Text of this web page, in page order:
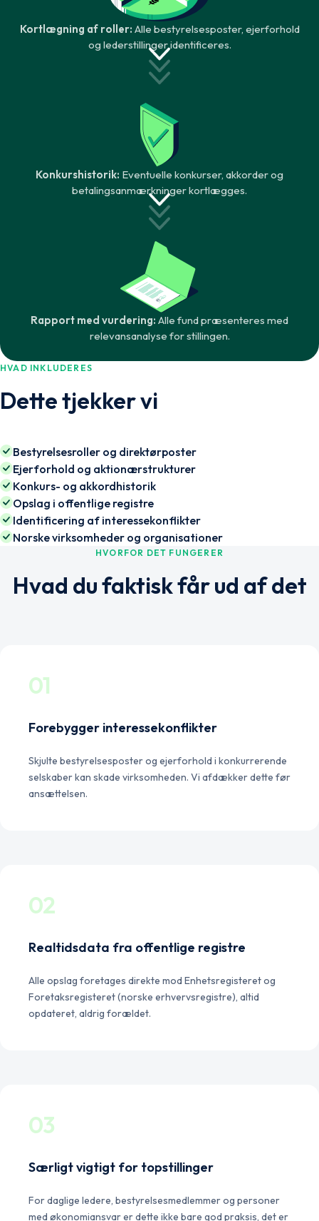
Kortlægning af roller: Alle bestyrelsesposter, ejerforhold
og lederstillinger identificeres.
Konkurshistorik: Eventuelle konkurser, akkorder og
betalingsanmærkninger kortlægges.
Rapport med vurdering: Alle fund præsenteres med
relevansanalyse for stillingen.
HVAD INKLUDERES
Dette tjekker vi
Bestyrelsesroller og direktørposter
Ejerforhold og aktionærstrukturer
Konkurs- og akkordhistorik
Opslag i offentlige registre
Identificering af interessekonflikter
Norske virksomheder og organisationer
HVORFOR DET FUNGERER
Hvad du faktisk får ud af det
01
Forebygger interessekonflikter
Skjulte bestyrelsesposter og ejerforhold i konkurrerende
selskaber kan skade virksomheden. Vi afdækker dette før
ansættelsen.
02
Realtidsdata fra offentlige registre
Alle opslag foretages direkte mod Enhetsregisteret og
Foretaksregisteret (norske erhvervsregistre), altid
opdateret, aldrig forældet.
03
Særligt vigtigt for topstillinger
For daglige ledere, bestyrelsesmedlemmer og personer
med økonomiansvar er dette ikke bare god praksis, det er